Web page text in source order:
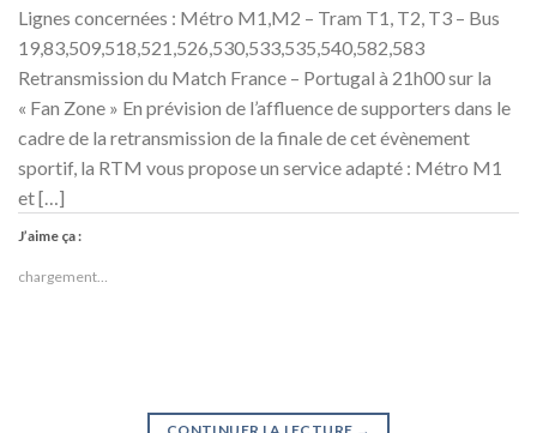
Lignes concernées : Métro M1,M2 – Tram T1, T2, T3 – Bus
19,83,509,518,521,526,530,533,535,540,582,583
Retransmission du Match France – Portugal à 21h00 sur la
« Fan Zone » En prévision de l’affluence de supporters dans le
cadre de la retransmission de la finale de cet évènement
sportif, la RTM vous propose un service adapté : Métro M1
et […]
J’aime ça :
chargement…